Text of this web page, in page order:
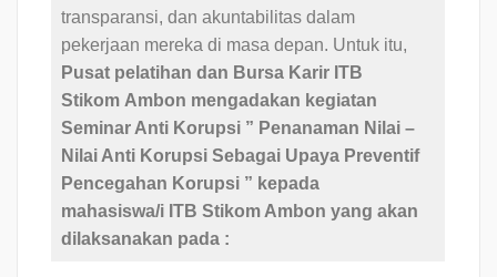
transparansi, dan akuntabilitas dalam
pekerjaan mereka di masa depan. Untuk itu,
Pusat pelatihan dan Bursa Karir ITB
Stikom Ambon mengadakan kegiatan
Seminar Anti Korupsi ” Penanaman Nilai –
Nilai Anti Korupsi Sebagai Upaya Preventif
Pencegahan Korupsi ” kepada
mahasiswa/i ITB Stikom Ambon yang akan
dilaksanakan pada :